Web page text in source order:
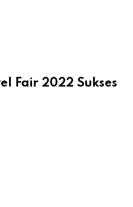
Fair 2022 Sukses